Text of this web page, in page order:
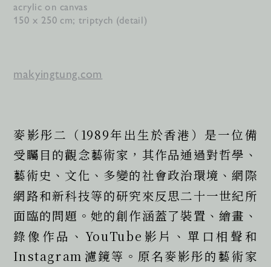
acrylic on canvas
150 x 250 cm; triptych (detail)
makyingtung.com
麥影彤二（1989年出生於香港）是一位備
受矚目的觀念藝術家，其作品通過對哲學、
藝術史、文化、多變的社會政治環境、網際
網路和新科技等的研究來反思二十一世紀所
面臨的問題。她的創作涵蓋了裝置、繪畫、
錄像作品、YouTube影片、單口相聲和
Instagram濾鏡等。原名麥影彤的藝術家